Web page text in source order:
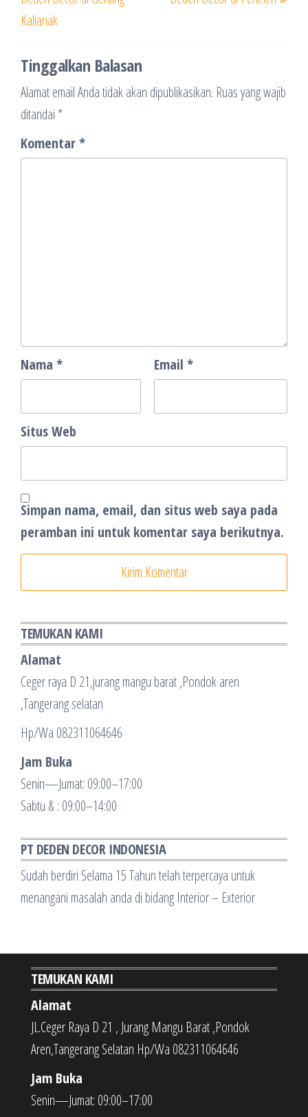
Kalianak
Tinggalkan Balasan
Alamat email Anda tidak akan dipublikasikan. Ruas yang wajib
ditandai *
Komentar*
Nama * Email *
Situs Web
Simpan nama, email, dan situs web saya pada
peramban ini untuk komentar saya berikutnya.
TEMUKAN KAMI
Alamat
Ceger raya D 21,jurang mangu barat ,Pondok aren
,Tangerang selatan
Hp/Wa 082311064646
Jam Buka
Senin—Jumat: 09:00–17:00
Sabtu & : 09:00–14:00
PT DEDEN DECOR INDONESIA
Sudah berdiri Selama 15 Tahun telah terpercaya untuk
menangani masalah anda di bidang Interior – Exterior
TEMUKAN KAMI
Alamat
JL.Ceger Raya D 21 , Jurang Mangu Barat ,Pondok
Aren,Tangerang Selatan Hp/Wa 082311064646
Jam Buka
Senin—Jumat: 09:00–17:00